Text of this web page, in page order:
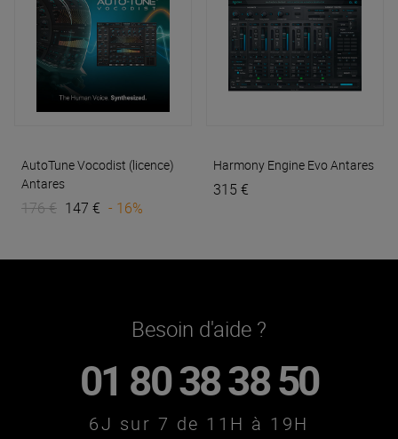
AutoTune Vocodist (licence)
Antares
176 € 147 € - 16%
Harmony Engine Evo Antares
315 €
Besoin d'aide ?
01 80 38 38 50
6J sur 7 de 11H à 19H